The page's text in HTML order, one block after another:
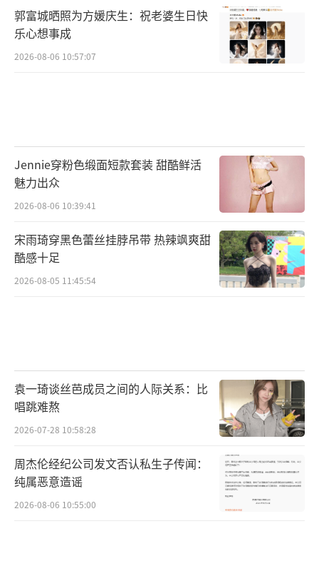
郭富城晒照为方媛庆生：祝老婆生日快
乐心想事成
2026-08-06 10:57:07
Jennie穿粉色缎面短款套装 甜酷鲜活
魅力出众
2026-08-06 10:39:41
宋雨琦穿黑色蕾丝挂脖吊带 热辣飒爽甜
酷感十足
2026-08-05 11:45:54
袁一琦谈丝芭成员之间的人际关系：比
唱跳难熬
2026-07-28 10:58:28
周杰伦经纪公司发文否认私生子传闻：
纯属恶意造谣
2026-08-06 10:55:00